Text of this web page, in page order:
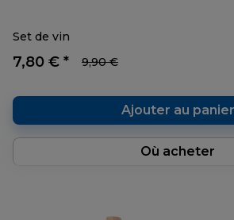
Set de vin
7,80 € * 9,90 €
Ajouter au panier
Où acheter